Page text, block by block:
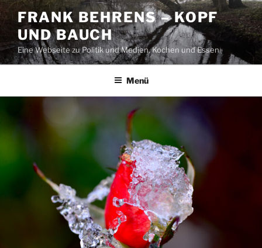
Zum
Inhalt
springen
FRANK BEHRENS – KOPF
UND BAUCH
Eine Webseite zu Politik und Medien, Kochen und Essen
Menü